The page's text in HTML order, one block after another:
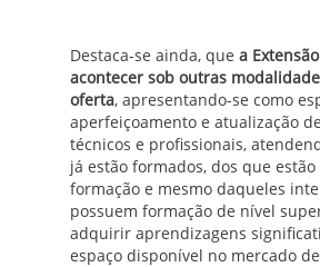
Destaca-se ainda, que a
acontecer sob outras
oferta, apresentando-se como
aperfeiçoamento e atualização
técnicos e profissionais,
já estão formados, dos que
formação e mesmo daqueles
possuem formação de nível
adquirir aprendizagens
espaço disponível no mercado